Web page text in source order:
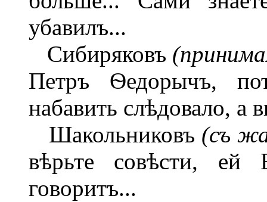
убавилъ...
Сибиряковъ
Петръ Ѳедорычъ,
набавить слѣдовало, а
Шакольниковъ (съ
вѣрьте совѣсти, ей
говоритъ...